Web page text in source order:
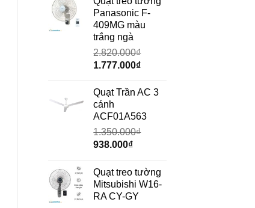
2.820.000₫.là:
1.777.000₫.
Panasonic F-
409MG màu
trắng ngà
2.820.000₫
Giá
là:
2.820.000₫.
1.777.000₫Giá
tại
1.777.000₫.
Quạt Trần AC 3
cánh
ACF01A563
1.350.000₫
Giá
là:
1.350.000₫.
938.000₫Giá
tại
là:
938.000₫.
Quạt treo tường
Mitsubishi W16-
RA CY-GY